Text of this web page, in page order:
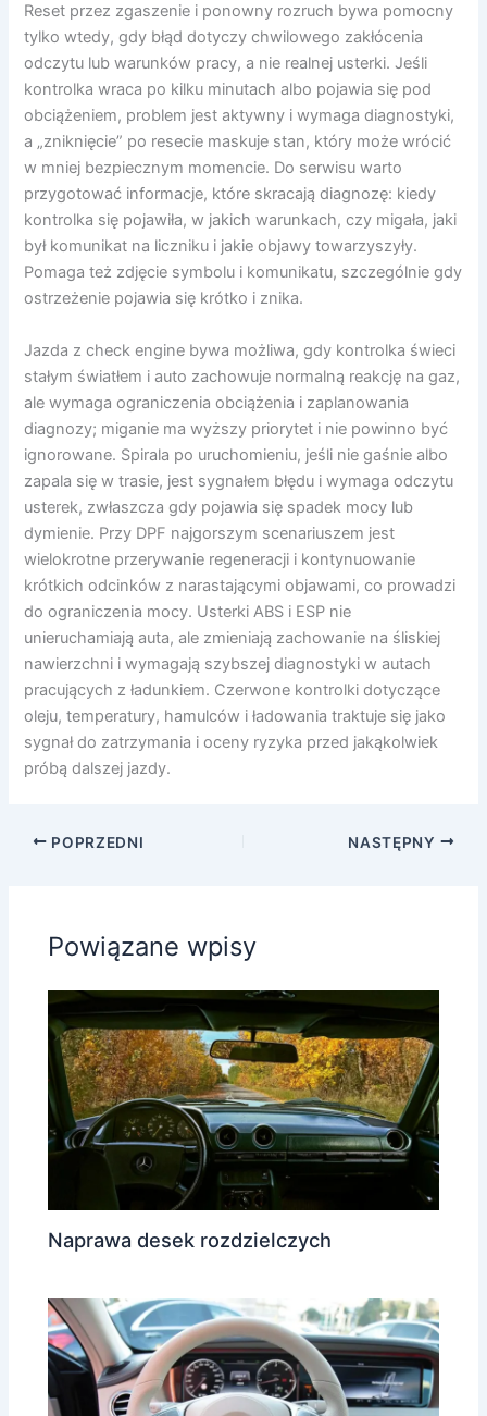
Reset przez zgaszenie i ponowny rozruch bywa pomocny
tylko wtedy, gdy błąd dotyczy chwilowego zakłócenia
odczytu lub warunków pracy, a nie realnej usterki. Jeśli
kontrolka wraca po kilku minutach albo pojawia się pod
obciążeniem, problem jest aktywny i wymaga diagnostyki,
a „zniknięcie” po resecie maskuje stan, który może wrócić
w mniej bezpiecznym momencie. Do serwisu warto
przygotować informacje, które skracają diagnozę: kiedy
kontrolka się pojawiła, w jakich warunkach, czy migała, jaki
był komunikat na liczniku i jakie objawy towarzyszyły.
Pomaga też zdjęcie symbolu i komunikatu, szczególnie gdy
ostrzeżenie pojawia się krótko i znika.
Jazda z check engine bywa możliwa, gdy kontrolka świeci
stałym światłem i auto zachowuje normalną reakcję na gaz,
ale wymaga ograniczenia obciążenia i zaplanowania
diagnozy; miganie ma wyższy priorytet i nie powinno być
ignorowane. Spirala po uruchomieniu, jeśli nie gaśnie albo
zapala się w trasie, jest sygnałem błędu i wymaga odczytu
usterek, zwłaszcza gdy pojawia się spadek mocy lub
dymienie. Przy DPF najgorszym scenariuszem jest
wielokrotne przerywanie regeneracji i kontynuowanie
krótkich odcinków z narastającymi objawami, co prowadzi
do ograniczenia mocy. Usterki ABS i ESP nie
unieruchamiają auta, ale zmieniają zachowanie na śliskiej
nawierzchni i wymagają szybszej diagnostyki w autach
pracujących z ładunkiem. Czerwone kontrolki dotyczące
oleju, temperatury, hamulców i ładowania traktuje się jako
sygnał do zatrzymania i oceny ryzyka przed jakąkolwiek
próbą dalszej jazdy.
POPRZEDNI NASTĘPNY
Powiązane wpisy
Naprawa desek rozdzielczych